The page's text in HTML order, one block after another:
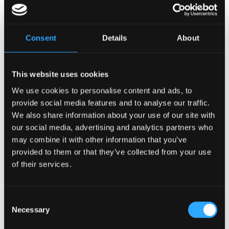
Consent Details About
This website uses cookies
We use cookies to personalise content and ads, to
provide social media features and to analyse our traffic.
We also share information about your use of our site with
our social media, advertising and analytics partners who
may combine it with other information that you’ve
provided to them or that they’ve collected from your use
of their services.
Selection
Necessary
Tilbage
Sportshold
da
Firmaaftale
Tilbage